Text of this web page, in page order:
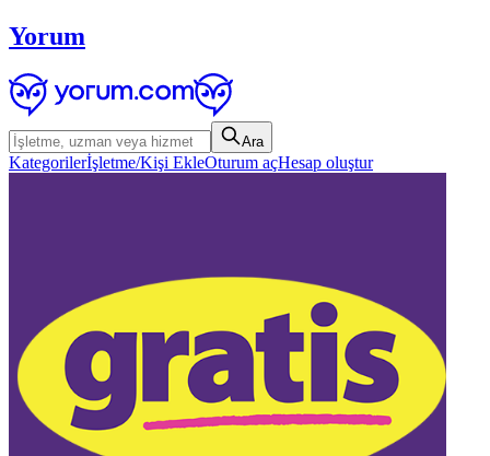
Yorum
Ara
Kategorilerİşletme/Kişi EkleOturum açHesap oluştur